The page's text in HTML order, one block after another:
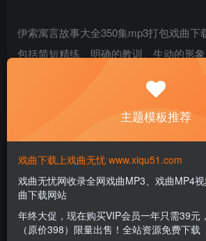
伊索寓言故事大全350集mp3打包戏曲下
包括简短精练、明确的教训、生动的形
言。它们常常被用于教育和启发，不仅
主题模板推荐
戏曲下载上戏曲无忧 www.xiqu51.com
戏曲无忧网收录全网戏曲MP3、戏曲MP4
曲下载网站
年终大促，现在购买VIP会员一年只需39元
（原价398）限量出售！全站资源免费下载